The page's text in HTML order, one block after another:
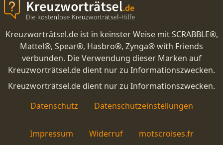
Kreuzworträtsel.de ist in keinster Weise mit SCRABBLE®,
Mattel®, Spear®, Hasbro®, Zynga® with Friends
verbunden. Die Verwendung dieser Marken auf
Kreuzworträtsel.de dient nur zu Informationszwecken.
Kreuzworträtsel.de dient nur zu Informationszwecken.
Datenschutz
Datenschutzeinstellungen
Impressum Widerruf motscroises.fr